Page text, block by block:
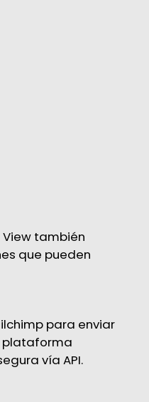
View también
que pueden
para enviar
plataforma
vía API.